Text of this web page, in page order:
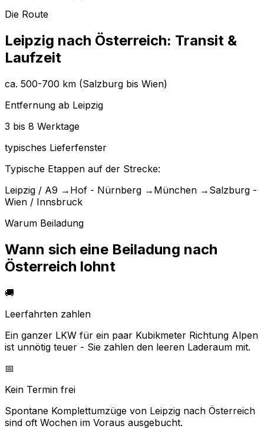
Die Route
Leipzig nach Österreich: Transit &
Laufzeit
ca. 500-700 km (Salzburg bis Wien)
Entfernung ab Leipzig
3 bis 8 Werktage
typisches Lieferfenster
Typische Etappen auf der Strecke:
Leipzig / A9 → Hof - Nürnberg → München → Salzburg -
Wien / Innsbruck
Warum Beiladung
Wann sich eine Beiladung nach
Österreich lohnt
🚚
Leerfahrten zahlen
Ein ganzer LKW für ein paar Kubikmeter Richtung Alpen
ist unnötig teuer - Sie zahlen den leeren Laderaum mit.
📅
Kein Termin frei
Spontane Komplettumzüge von Leipzig nach Österreich
sind oft Wochen im Voraus ausgebucht.